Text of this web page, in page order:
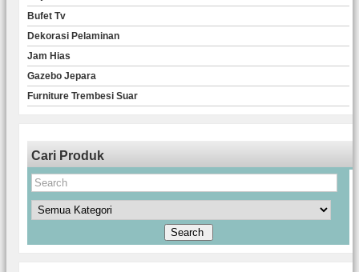
Bufet Tv
Dekorasi Pelaminan
Jam Hias
Gazebo Jepara
Furniture Trembesi Suar
Cari Produk